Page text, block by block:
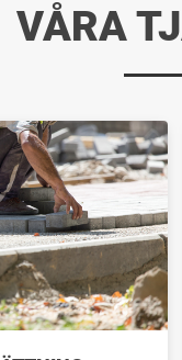
VÅRA